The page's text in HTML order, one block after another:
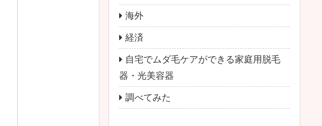
海外
経済
自宅でムダ毛ケアができる家庭用脱毛
器・光美容器
調べてみた